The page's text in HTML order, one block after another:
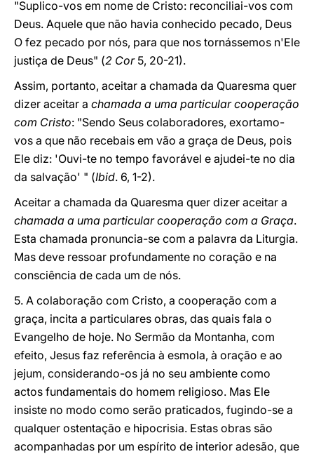
"Suplico-vos em nome de Cristo: reconciliai-vos com
Deus. Aquele que não havia conhecido pecado, Deus
O fez pecado por nós, para que nos tornássemos n'Ele
justiça de Deus" (2 Cor5, 20-21).
Assim, portanto, aceitar a chamada da Quaresma quer
dizer aceitar a chamada a uma particular cooperação
com Cristo: "Sendo Seus colaboradores, exortamo-
vos a que não recebais em vão a graça de Deus, pois
Ele diz: 'Ouvi-te no tempo favorável e ajudei-te no dia
da salvação' " (Ibid. 6, 1-2).
Aceitar a chamada da Quaresma quer dizer aceitar a
chamada a uma particular cooperação com a Graça.
Esta chamada pronuncia-se com a palavra da Liturgia.
Mas deve ressoar profundamente no coração e na
consciência de cada um de nós.
5. A colaboração com Cristo, a cooperação com a
graça, incita a particulares obras, das quais fala o
Evangelho de hoje. No Sermão da Montanha, com
efeito, Jesus faz referência à esmola, à oração e ao
jejum, considerando-os já no seu ambiente como
actos fundamentais do homem religioso. Mas Ele
insiste no modo como serão praticados, fugindo-se a
qualquer ostentação e hipocrisia. Estas obras são
acompanhadas por um espírito de interior adesão, que